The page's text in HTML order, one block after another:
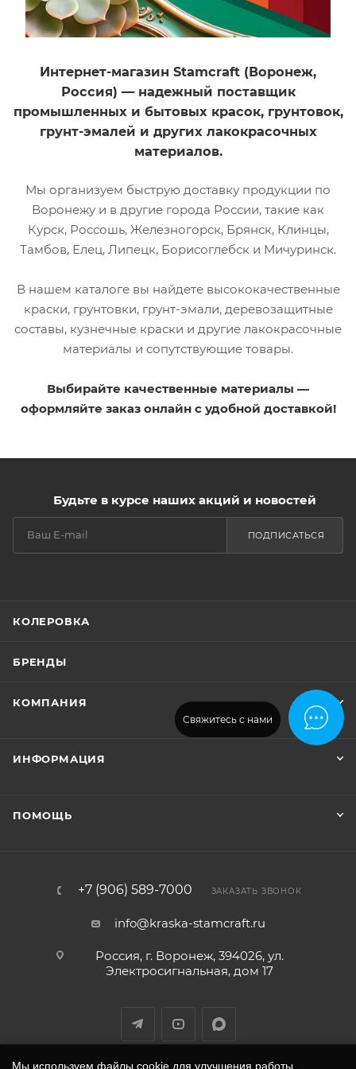
Свяжитесь с нами
Интернет-магазин Stamcraft (Воронеж,
Россия) — надежный поставщик
промышленных и бытовых красок, грунтовок,
грунт-эмалей и других лакокрасочных
материалов.
Мы организуем быструю доставку продукции по
Воронежу и в другие города России, такие как
Курск, Россошь, Железногорск, Брянск, Клинцы,
Тамбов, Елец, Липецк, Борисоглебск и Мичуринск.
В нашем каталоге вы найдете высококачественные
краски, грунтовки, грунт-эмали, деревозащитные
составы, кузнечные краски и другие лакокрасочные
материалы и сопутствующие товары.
Выбирайте качественные материалы —
оформляйте заказ онлайн с удобной доставкой!
Будьте в курсе наших акций и новостей
ПОДПИСАТЬСЯ
КОЛЕРОВКА
БРЕНДЫ
КОМПАНИЯ
ИНФОРМАЦИЯ
ПОМОЩЬ
+7 (906) 589-7000 ЗАКАЗАТЬ ЗВОНОК
info@kraska-stamcraft.ru
Россия, г. Воронеж, 394026, ул.
Электросигнальная, дом 17
Мы используем файлы cookie для улучшения работы